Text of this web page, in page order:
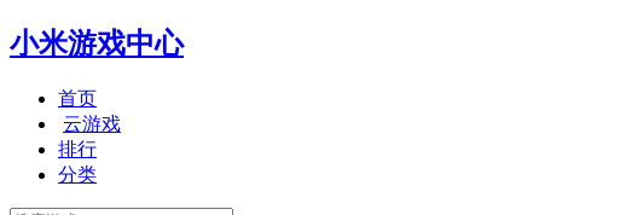
小米游戏中心
首页
云游戏
排行
分类